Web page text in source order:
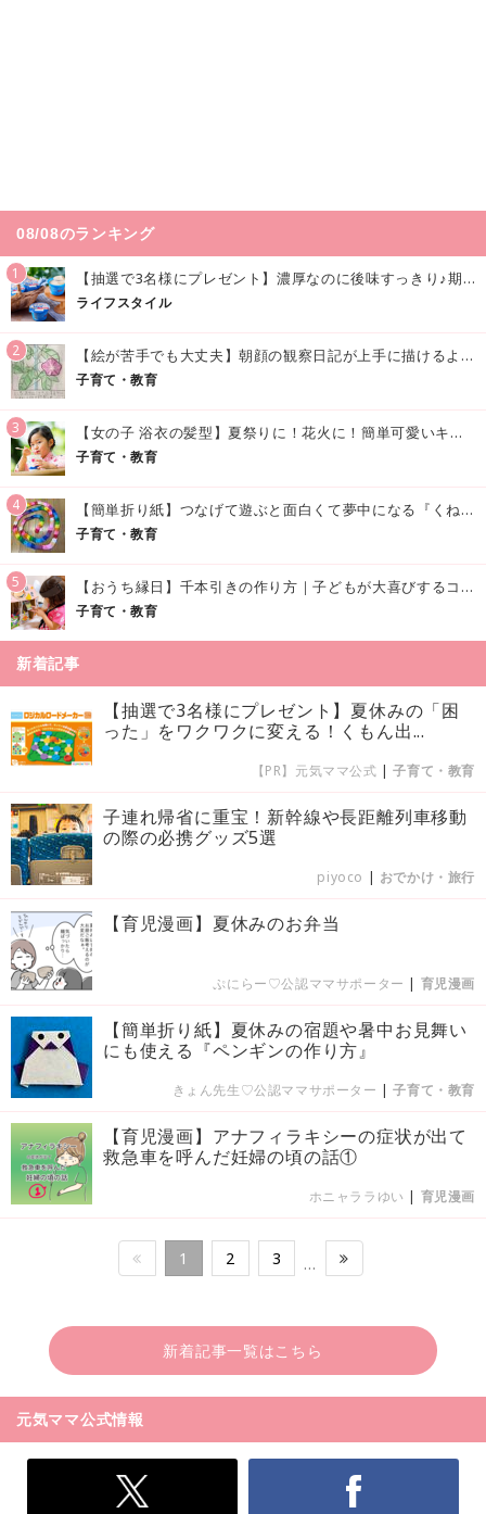
08/08のランキング
1 【抽選で3名様にプレゼント】濃厚なのに後味すっきり♪期間限定の「メイトーのなめらかプリン カルピス®入りソース」で夏を味わおう！
ライフスタイル
2 【絵が苦手でも大丈夫】朝顔の観察日記が上手に描けるようになる方法｜イラスト付き
子育て・教育
3 【女の子 浴衣の髪型】夏祭りに！花火に！簡単可愛いキッズの浴衣ヘアアレンジまとめ
子育て・教育
4 【簡単折り紙】つなげて遊ぶと面白くて夢中になる『くねくねへびさんの作り方』
子育て・教育
5 【おうち縁日】千本引きの作り方｜子どもが大喜びするコツやアイデア♪
子育て・教育
新着記事
【抽選で3名様にプレゼント】夏休みの「困
った」をワクワクに変える！くもん出...
【PR】元気ママ公式 |子育て・教育
子連れ帰省に重宝！新幹線や長距離列車移動
の際の必携グッズ5選
piyoco | おでかけ・旅行
【育児漫画】夏休みのお弁当
ぷにらー♡公認ママサポーター | 育児漫画
【簡単折り紙】夏休みの宿題や暑中お見舞い
にも使える『ペンギンの作り方』
きょん先生♡公認ママサポーター |子育て・教育
【育児漫画】アナフィラキシーの症状が出て
救急車を呼んだ妊婦の頃の話①
ホニャララゆい | 育児漫画
1 2 3 …
新着記事一覧はこちら
元気ママ公式情報